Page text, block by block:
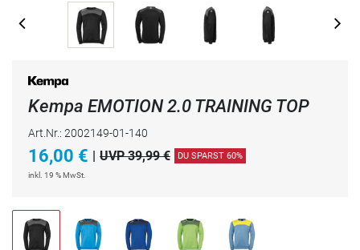
Kempa EMOTION 2.0 TRAINING TOP
Art.Nr.: 2002149-01-140
16,00 € | UVP 39,99 € DU SPARST 60%
inkl. 19 % MwSt.